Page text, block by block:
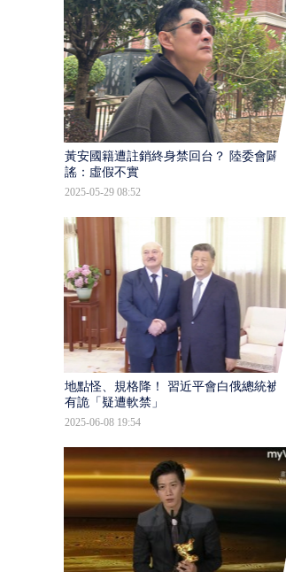
黃安國籍遭註銷終身禁回台？ 陸委會闢
謠：虛假不實
2025-05-29 08:52
地點怪、規格降！ 習近平會白俄總統被揪
有詭「疑遭軟禁」
2025-06-08 19:54